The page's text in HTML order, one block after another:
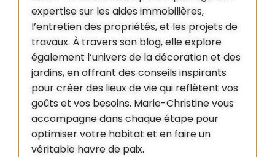
expertise sur les aides immobilières,
l’entretien des propriétés, et les projets de
travaux. À travers son blog, elle explore
également l’univers de la décoration et des
jardins, en offrant des conseils inspirants
pour créer des lieux de vie qui reflètent vos
goûts et vos besoins. Marie-Christine vous
accompagne dans chaque étape pour
optimiser votre habitat et en faire un
véritable havre de paix.